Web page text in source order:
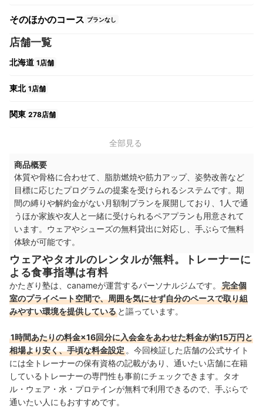
そのほかのコース プランなし
店舗一覧
北海道 1店舗
東北 1店舗
関東 278店舗
関西 36店舗
全部見る
商品概要
体質や骨格に合わせて、脂肪燃焼や筋力アップ、姿勢改善など
目標に応じたプログラムの提案を受けられるシステムです。期
間の縛りや解約金がない月額制プランを展開しており、1人で通
うほか家族や友人と一緒に受けられるペアプランも用意されて
います。ウェアやシューズの無料貸出に対応し、手ぶらで無料
体験が可能です。
ウェアやタオルのレンタルが無料。トレーナーに
よる食事指導は有料
かたぎり塾は、canameが運営するパーソナルジムです。
完全個
室のプライベート空間で、周囲を気にせず自分のペースで取り組
みやすい環境を提供している と謳っています。
1時間あたりの料金×16回分に入会金をあわせた料金が約15万円と
相場より安く、手頃な料金設定。今回検証した店舗の公式サイト
には全トレーナーの保有資格の記載があり、通いたい店舗に在籍
しているトレーナーの専門性も事前にチェックできます。タオ
ル・ウェア・水・プロテインが無料で利用できるので、手ぶらで
通いたい人にもおすすめです。